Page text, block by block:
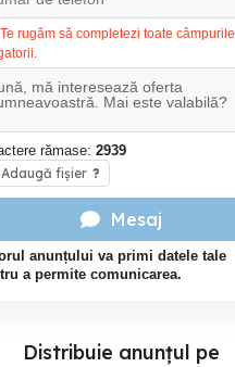
Te rugăm să completezi toate câmpurile
rămase: 2939
Adaugă fișier ?
Mesaj
anunțului va primi datele tale
a permite comunicarea.
Distribuie anunțul pe